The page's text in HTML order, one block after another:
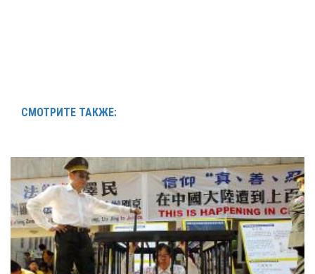
СМОТРИТЕ ТАКЖЕ: